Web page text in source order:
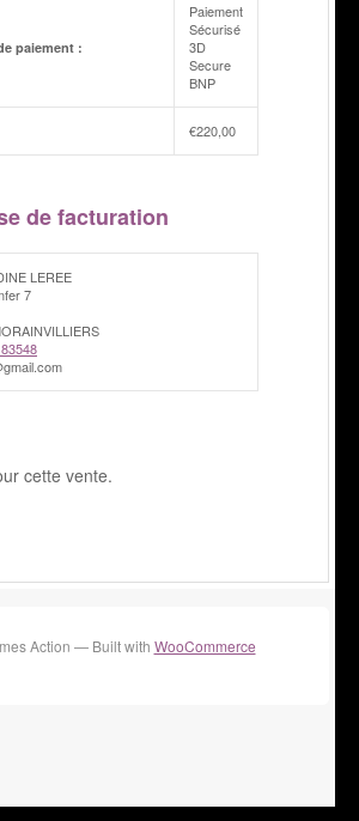
paiement :
Paiement
Sécurisé
3D
Secure
BNP
€220,00
de facturation
LEREE
7
cette vente.
Action — Built with WooCommerce